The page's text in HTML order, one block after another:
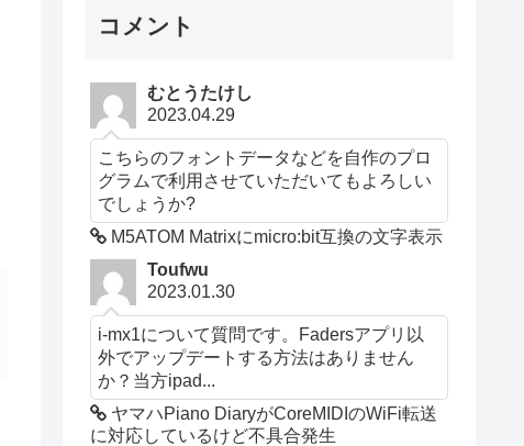
コメント
むとうたけし
2023.04.29
こちらのフォントデータなどを自作のプロ
グラムで利用させていただいてもよろしい
でしょうか?
M5ATOM Matrixにmicro:bit互換の文字表示
Toufwu
2023.01.30
i-mx1について質問です。Fadersアプリ以
外でアップデートする方法はありません
か？当方ipad...
ヤマハPiano DiaryがCoreMIDIのWiFi転送
に対応しているけど不具合発生